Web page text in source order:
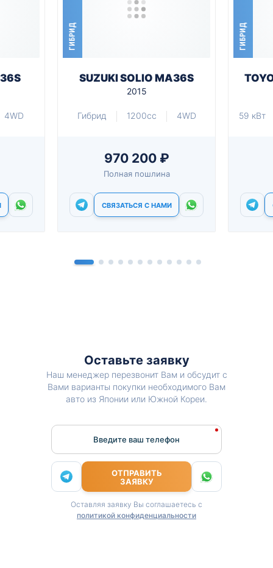
4WD
ГИБРИД
SUZUKI SOLIO MA36S
2015
Гибрид 1200cc 4WD
970 200 ₽
Полная пошлина
СВЯЗАТЬСЯ С НАМИ
ГИБРИД
59 кВт
Оставьте заявку
Наш менеджер перезвонит Вам и обсудит с
Вами варианты покупки необходимого Вам
авто из Японии или Южной Кореи.
Введите ваш телефон
ОТПРАВИТЬ
ЗАЯВКУ
Оставляя заявку Вы соглашаетесь с
политикой конфиденциальности